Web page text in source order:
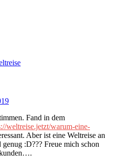
Fand in dem
weltreise.jetzt/warum-eine-
Aber ist eine Weltreise an
:D??? Freue mich schon